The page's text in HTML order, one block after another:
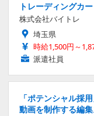
トレーディングカ
株式会社バイトレ
埼玉県
時給1,500円～
派遣社員
「ポテンシャル採
動画を制作する編